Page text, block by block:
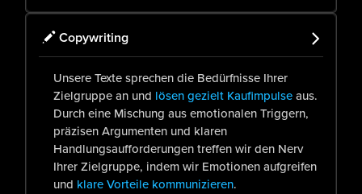
Copywriting
Unsere Texte sprechen die Bedürfnisse Ihrer
Zielgruppe an und lösen gezielt Kaufimpulseaus.
Durch eine Mischung aus emotionalen Triggern,
präzisen Argumenten und klaren
Handlungsaufforderungen treffen wir den Nerv
Ihrer Zielgruppe, indem wir Emotionen aufgreifen
und klare Vorteile kommunizieren.